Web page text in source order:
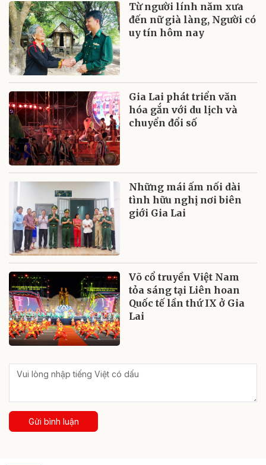
Từ người lính năm xưa
đến nữ già làng, Người có
uy tín hôm nay
Gia Lai phát triển văn
hóa gắn với du lịch và
chuyển đổi số
Những mái ấm nối dài
tình hữu nghị nơi biên
giới Gia Lai
Võ cổ truyền Việt Nam
tỏa sáng tại Liên hoan
Quốc tế lần thứ IX ở Gia
Lai
Gửi bình luận